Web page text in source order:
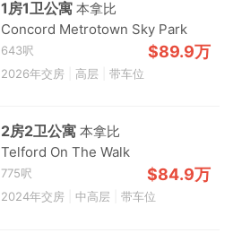
1房1卫公寓本拿比
Concord Metrotown Sky Park
643呎 $89.9万
2026年交房 高层 带车位
2房2卫公寓本拿比
Telford On The Walk
775呎 $84.9万
2024年交房 中高层 带车位